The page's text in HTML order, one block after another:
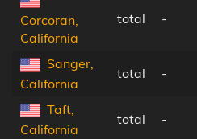
Corcoran,
California
total -
Sanger,
California
total -
Taft,
California
total -